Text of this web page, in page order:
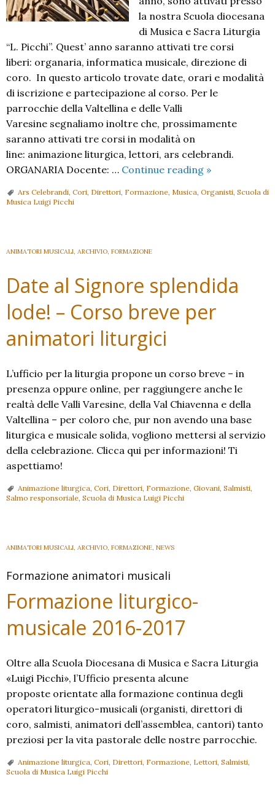
la nostra Scuola diocesana
di Musica e Sacra Liturgia
“L. Picchi”. Quest’ anno saranno attivati tre corsi
liberi: organaria, informatica musicale, direzione di
coro. In questo articolo trovate date, orari e modalità
di iscrizione e partecipazione al corso. Per le
parrocchie della Valtellina e delle Valli
Varesine segnaliamo inoltre che, prossimamente
saranno attivati tre corsi in modalità on
line: animazione liturgica, lettori, ars celebrandi.
ORGANARIA Docente: … Continue reading Sono
»
Ars Celebrandi, Cori, Direttori, Formazione, Musica, Organisti, Scuola di
Musica Luigi Picchi
ANIMATORI MUSICALI, ARCHIVIO, FORMAZIONE
Date al Signore splendida
lode! – Corso breve per
animatori liturgici
L’ufficio per la liturgia propone un corso breve – in
presenza oppure online, per raggiungere anche le
realtà delle Valli Varesine, della Val Chiavenna e della
Valtellina – per coloro che, pur non avendo una base
liturgica e musicale solida, vogliono mettersi al servizio
della celebrazione. Clicca qui per informazioni! Ti
aspettiamo!
Animazione liturgica, Cori, Direttori, Formazione, Giovani, Salmisti,
Salmo responsoriale, Scuola di Musica Luigi Picchi
ANIMATORI MUSICALI, ARCHIVIO, FORMAZIONE, NEWS
Formazione animatori musicali
Formazione liturgico-
musicale 2016-2017
Oltre alla Scuola Diocesana di Musica e Sacra Liturgia
«Luigi Picchi», l’Ufficio presenta alcune
proposte orientate alla formazione continua degli
operatori liturgico-musicali (organisti, direttori di
coro, salmisti, animatori dell’assemblea, cantori) tanto
preziosi per la vita pastorale delle nostre parrocchie.
Animazione liturgica, Cori, Direttori, Formazione, Lettori, Salmisti,
Scuola di Musica Luigi Picchi